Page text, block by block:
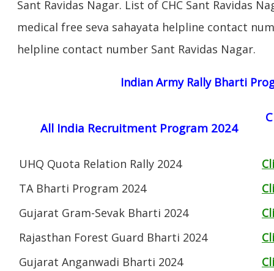
Sant Ravidas Nagar. List of CHC Sant Ravidas
medical free seva sahayata helpline contact
helpline contact number Sant Ravidas Nagar.
Indian Army Rally Bharti
All India Recruitment Program 2024
UHQ Quota Relation Rally 2024
TA Bharti Program 2024
Gujarat Gram-Sevak Bharti 2024
Rajasthan Forest Guard Bharti 2024
Gujarat Anganwadi Bharti 2024